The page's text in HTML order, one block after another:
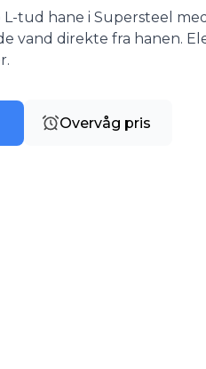
L-tud hane i Supersteel
vand direkte fra hanen.
Overvåg pris